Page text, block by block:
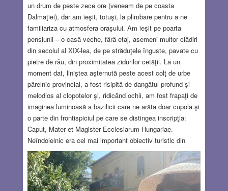
un drum de peste zece ore (veneam de pe coasta
Dalmaţiei), dar am ieşit, totuşi, la plimbare pentru a ne
familiariza cu atmosfera oraşului. Am ieşit pe poarta
pensiunii – o casă veche, fără etaj, asemeni multor clădiri
din secolul al XIX-lea, de pe străduţele înguste, pavate cu
pietre de râu, din proximitatea zidurilor cetăţii. La un
moment dat, liniştea aşternută peste acest colţ de urbe
părelnic provincial, a fost risipită de dangătul profund şi
melodios al clopotelor şi, ridicând ochii, am fost frapaţi de
imaginea luminoasă a bazilicii care ne arăta doar cupola şi
o parte din frontispiciul pe care se distingea inscripţia:
Caput, Mater et Magister Ecclesiarum Hungariae.
Neîndoielnic era cel mai important obiectiv turistic din
Esztergom. A doua zi dimineaţa am urcat scările (abrupte)
către cetatea medievală, am adăstat puţin între zidurile ei
şi, înainte de a intra în clădirea maiestuoasă a bazilicii
care domina cheiul Dunării, ne-am oprit să admirăm